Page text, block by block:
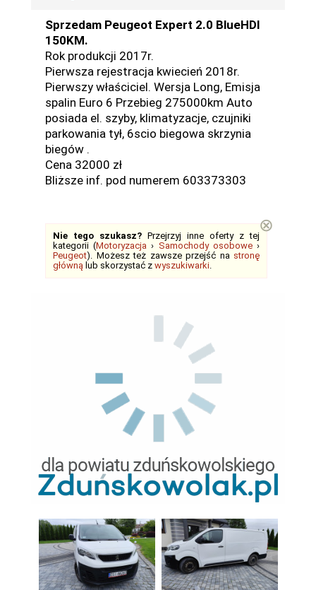
Sprzedam Peugeot Expert 2.0 BlueHDI
150KM.
Rok produkcji 2017r.
Pierwsza rejestracja kwiecień 2018r.
Pierwszy właściciel. Wersja Long, Emisja
spalin Euro 6 Przebieg 275000km Auto
posiada el. szyby, klimatyzacje, czujniki
parkowania tył, 6scio biegowa skrzynia
biegów .
Cena 32000 zł
Bliższe inf. pod numerem 603373303
Nie tego szukasz? Przejrzyj inne oferty z tej
kategorii (Motoryzacja › Samochody osobowe›
Peugeot). Możesz też zawsze przejść na stronę
główną lub skorzystać z wyszukiwarki.
⊗